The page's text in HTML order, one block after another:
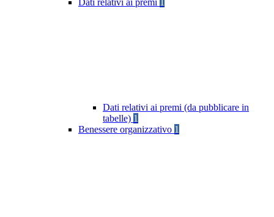
Dati relativi ai premi
Dati relativi ai premi (da pubblicare in
tabelle) 1
Benessere organizzativo 1